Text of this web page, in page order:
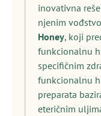
inovativna
njenim
Honey, koji
funkcionalnu
specifičnim
funkcionalnu
preparata
eteričnim